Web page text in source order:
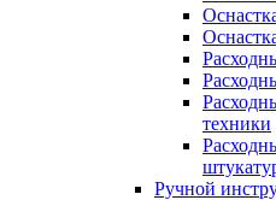
техники
Ручной